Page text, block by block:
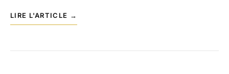
LIRE L'ARTICLE →